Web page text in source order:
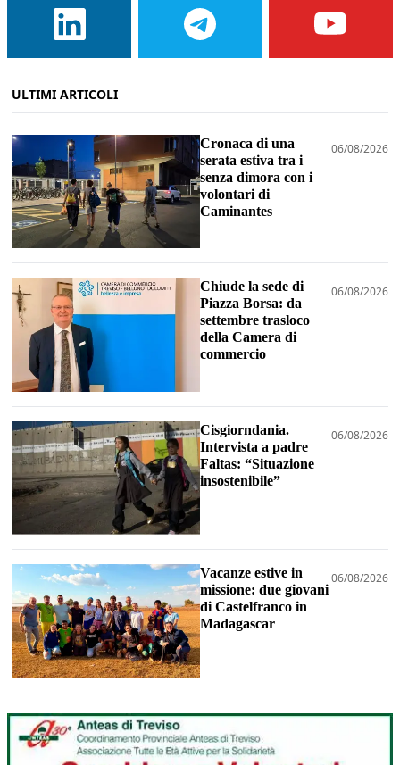
ULTIMI ARTICOLI
Cronaca di una
serata estiva tra i
senza dimora con i
volontari di
Caminantes
06/08/2026
Chiude la sede di
Piazza Borsa: da
settembre trasloco
della Camera di
commercio
06/08/2026
Cisgiorndania.
Intervista a padre
Faltas: “Situazione
insostenibile”
06/08/2026
Vacanze estive in
missione: due giovani
di Castelfranco in
Madagascar
06/08/2026